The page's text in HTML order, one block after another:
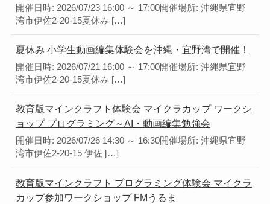
開催日時: 2026/07/23 16:00 ～ 17:00開催場所: 沖縄県宜野
湾市伊佐2-20-15夏休み […]
夏休み 小学生動画編集体験会を沖縄・宜野湾で開催！
開催日時: 2026/07/21 16:00 ～ 17:00開催場所: 沖縄県宜野
湾市伊佐2-20-15夏休み […]
教育版マインクラフト体験会 マイクラカップ ワークシ
ョップ プログラミング～AI・動画編集勉強会
開催日時: 2026/07/26 14:30 ～ 16:30開催場所: 沖縄県宜野
湾市伊佐2-20-15 伊佐 […]
教育版マインクラフト プログラミング体験会 マイクラ
カップ参加ワークショップ FMうるま